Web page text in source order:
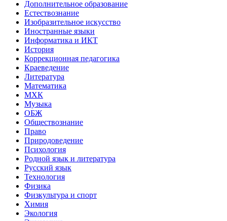
Дополнительное образование
Естествознание
Изобразительное искусство
Иностранные языки
Информатика и ИКТ
История
Коррекционная педагогика
Краеведение
Литература
Математика
МХК
Музыка
ОБЖ
Обществознание
Право
Природоведение
Психология
Родной язык и литература
Русский язык
Технология
Физика
Физкультура и спорт
Химия
Экология